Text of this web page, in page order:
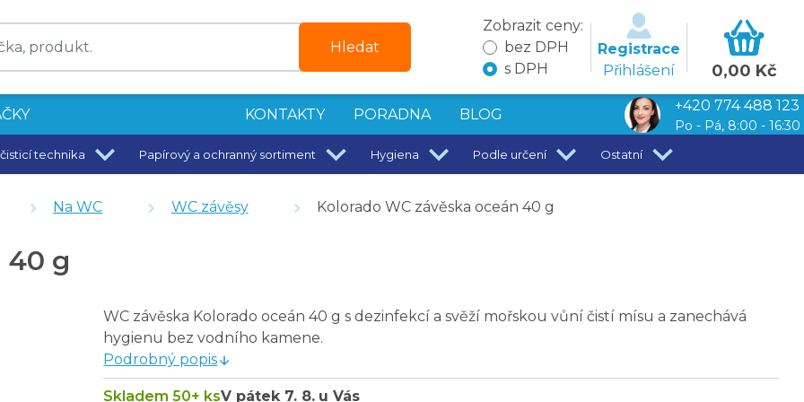
Hledat
Zobrazit ceny:
bez DPH
s DPH
Registrace
Přihlášení
0,00 Kč
KONTAKTY PORADNA BLOG
+420 774 488 123
Po - Pá, 8:00 - 16:30
technika Papírový a ochranný sortiment Hygiena Podle určení Ostatní
100 % celulóza, 12 ks
Na WC WC závěsy Kolorado WC závěska oceán 40 g
40 g
WC závěska Kolorado oceán 40 g s dezinfekcí a svěží mořskou vůní čistí mísu a zanechává
hygienu bez vodního kamene.
Podrobný popis
Skladem 50+ ksV pátek 7. 8. u Vás